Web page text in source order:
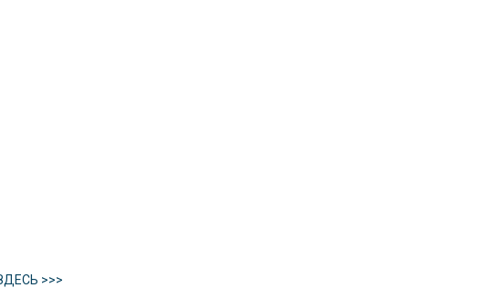
>>>